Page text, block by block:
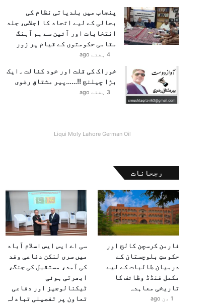
پنجاب میں بلدیاتی نظام کی
بحالی کے لیے اتحاد کا اجلاس، جلد
انتخابات اور آئین سے ہم آہنگ
مقامی حکومتوں کے قیام پر زور
4 ہفتے ago
خوراک کی قلت اور خود کفالت ۔ایک
بڑا چیلنج !!……پیر مشتاق رضوی
3 ہفتے ago
Liqui Moly Lahore German Oil
رجحانات
فارمن کرسچن کالج اور
حکومتِ بلوچستان کے
درمیان طالبات کے لیے
مکمل فنڈڈ وظائف کا
تاریخی معاہدہ
1 دن ago
سی اے ایس ایس اسلام آباد
میں سری لنکن دفاعی وفد
کی آمد، مستقبل کی جنگ،
ابھرتی ہوئی
ٹیکنالوجیز اور دفاعی
تعاون پر تفصیلی تبادلہ